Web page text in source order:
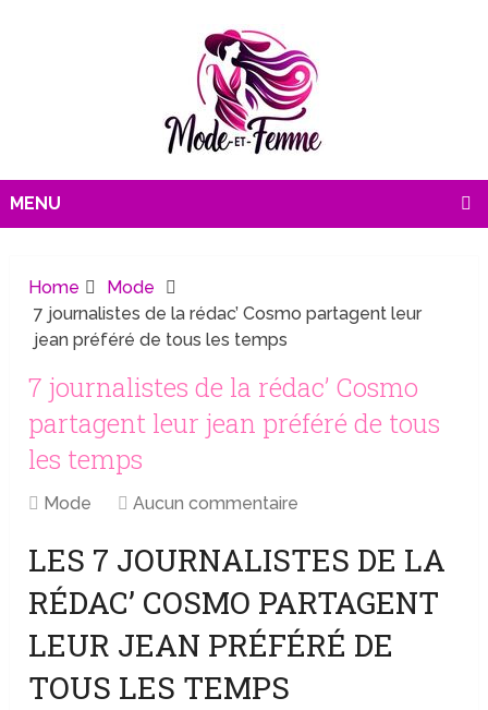
MENU
Home
Mode
7 journalistes de la rédac’ Cosmo partagent leur
jean préféré de tous les temps
7 journalistes de la rédac’ Cosmo
partagent leur jean préféré de tous
les temps
Mode Aucun commentaire
LES 7 JOURNALISTES DE LA
RÉDAC’ COSMO PARTAGENT
LEUR JEAN PRÉFÉRÉ DE
TOUS LES TEMPS